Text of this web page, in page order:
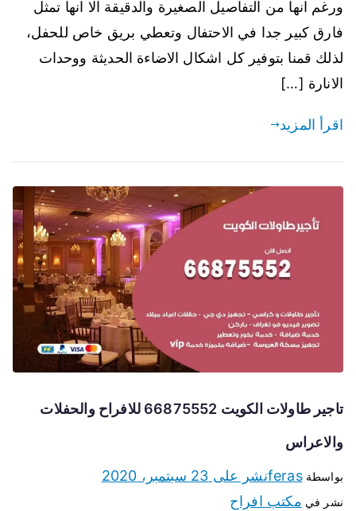
ورغم انها من التفاصيل الصغيرة والدقيقة الا انها تمثل
فارق كبير جدا في الاحتفال وتعطي بريق خاص للحفل،
لذلك قمنا بتوفير كل اشكال الاضاءة الحديثة ووحدات
الانارة […]
اقرأ المزيد
تاجير طاولات الكويت 66875552 للافراح والحفلات
والاعراس
بواسطةferasنشر على 23 سبتمبر، 2020
نشر في مكتب افراح